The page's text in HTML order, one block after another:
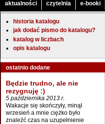
aktualności czytelnia e-booki
historia katalogu
jak dodać pismo do katalogu?
katalog w liczbach
opis katalogu
ostatnio dodane
Będzie trudno, ale nie
rezygnuję :)
5 października 2013 r.
Wakacje się skończyły, minął
wrzesień a mnie ciężko było
znaleźć czas na uzupełnienie